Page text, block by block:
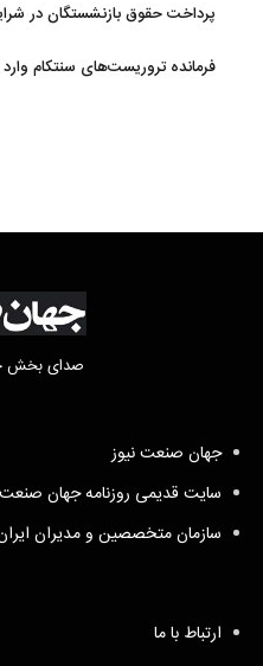
پرداخت حقوق بازنشستگان در
فرمانده تروریست‌های سنتکام
صدای بخش
جهان صنعت نیوز
سایت قدیمی روزنامه جهان صنعت
سازمان متخصصین و مدیران
ارتباط با ما